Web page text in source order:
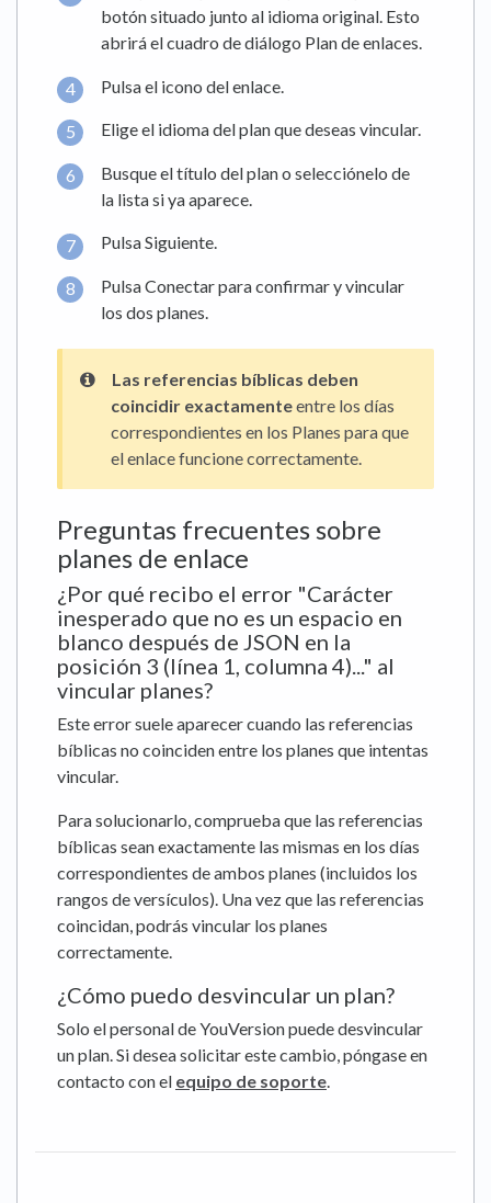
botón situado junto al idioma original. Esto
abrirá el cuadro de diálogo Plan de enlaces.
Pulsa el icono del enlace.
Elige el idioma del plan que deseas vincular.
Busque el título del plan o selecciónelo de
la lista si ya aparece.
Pulsa Siguiente.
Pulsa Conectar para confirmar y vincular
los dos planes.
Las referencias bíblicas deben
coincidir exactamenteentre los días
correspondientes en los Planes para que
el enlace funcione correctamente.
Preguntas frecuentes sobre
planes de enlace
¿Por qué recibo el error "Carácter
inesperado que no es un espacio en
blanco después de JSON en la
posición 3 (línea 1, columna 4)..." al
vincular planes?
Este error suele aparecer cuando las referencias
bíblicas no coinciden entre los planes que intentas
vincular.
Para solucionarlo, comprueba que las referencias
bíblicas sean exactamente las mismas en los días
correspondientes de ambos planes (incluidos los
rangos de versículos). Una vez que las referencias
coincidan, podrás vincular los planes
correctamente.
¿Cómo puedo desvincular un plan?
Solo el personal de YouVersion puede desvincular
un plan. Si desea solicitar este cambio, póngase en
contacto con el equipo de soporte.